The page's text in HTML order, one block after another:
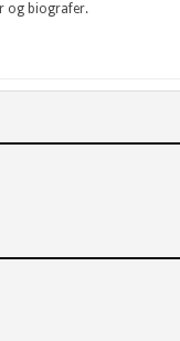
og biografer.